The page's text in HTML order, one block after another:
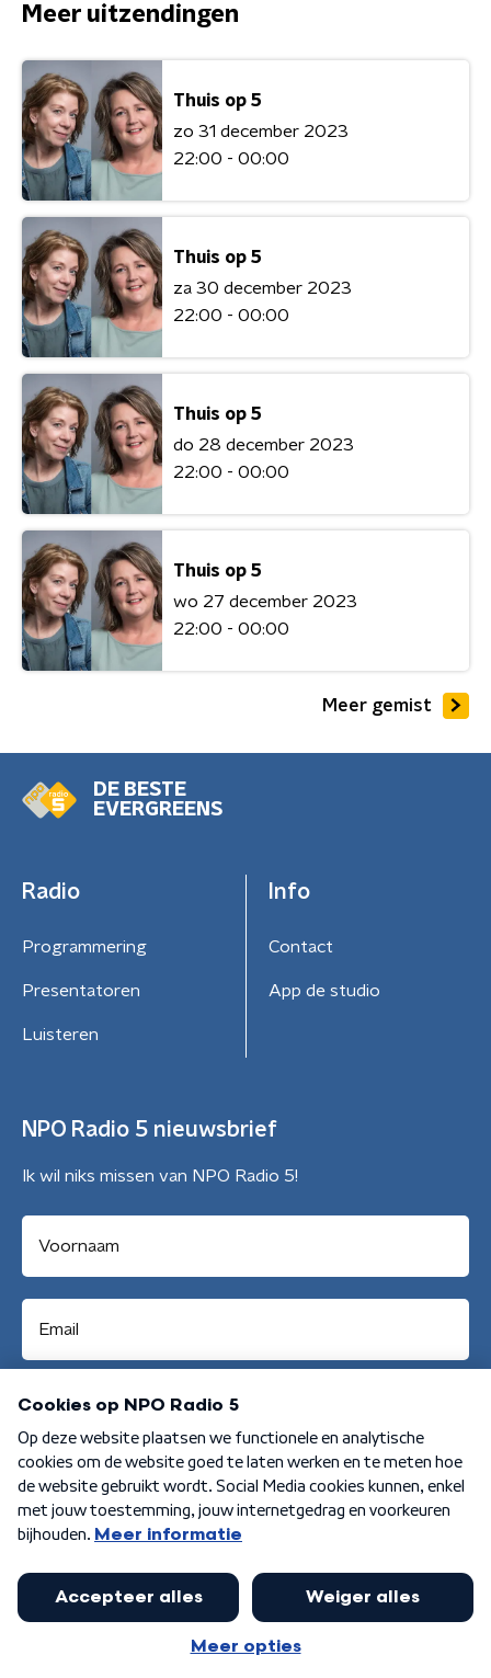
Meer uitzendingen
Thuis op 5
zo 31 december 2023
22:00 - 00:00
Thuis op 5
za 30 december 2023
22:00 - 00:00
Thuis op 5
do 28 december 2023
22:00 - 00:00
Thuis op 5
wo 27 december 2023
22:00 - 00:00
Meer gemist
DE BESTE
EVERGREENS
Radio
Programmering
Presentatoren
Luisteren
Info
Contact
App de studio
NPO Radio 5 nieuwsbrief
Ik wil niks missen van NPO Radio 5!
Aanmelden
Algemene voorwaarden